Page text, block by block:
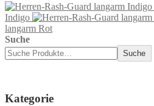
Indigo
langarm Rot
Suche
Suche
Kategorie